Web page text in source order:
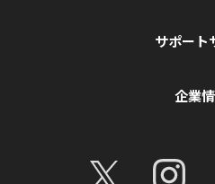
サポート
企業